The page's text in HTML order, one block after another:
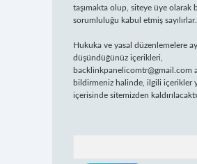
taşımakta olup, siteye üye olarak
sorumluluğu kabul etmiş sayılırlar.
Hukuka ve yasal düzenlemelere
düşündüğünüz içerikleri,
backlinkpanelicomtr@gmail.com
bildirmeniz halinde, ilgili içerikler
içerisinde sitemizden